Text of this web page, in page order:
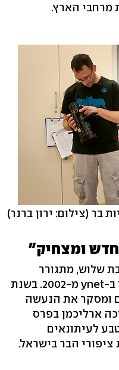
מרחבי הארץ.
בר (צילום: ירון ברנר)
ומצחיק"
בת שלוש, מתגורר
בפרדס חנה-כרכור, כותב ועורך ב-ynet מ-2002. בשנת
ומסקר את הנעשה
בארץ ובעולם. ב-2009 זכה ארליכמן בפרס
לעיתונאים
הבר בישראל.